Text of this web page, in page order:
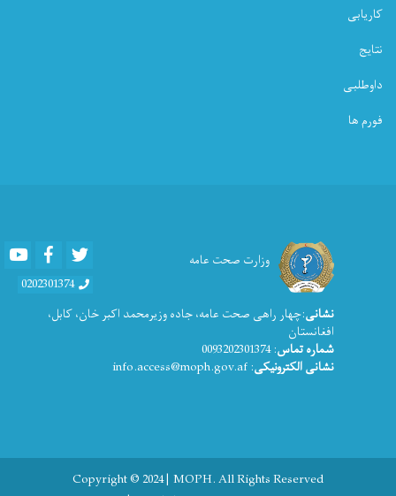
کاریابی
نتایج
داوطلبی
فورم ها
وزارت صحت عامه Youtube Facebook
0202301374
نشانی:چهار راهی صحت عامه، جاده وزیرمحمد اکبر خان، کابل،
افغانستان
شماره تماس: 0093202301374
نشانی الکترونیکی: info.access@moph.gov.af
Copyright © 2024 | MOPH. All Rights Reserved